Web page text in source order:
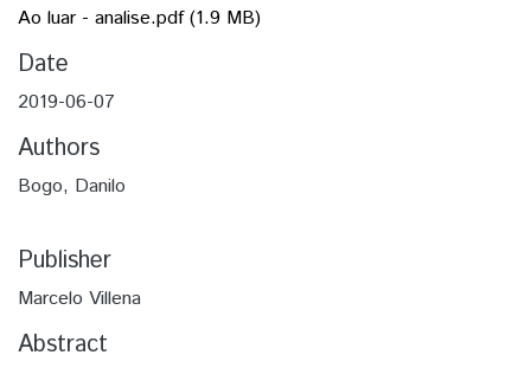
Ao luar - analise.pdf(1.9 MB)
Date
2019-06-07
Authors
Bogo, Danilo
Publisher
Marcelo Villena
Abstract